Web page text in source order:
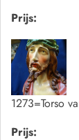
Prijs:
1273=Torso
Prijs: